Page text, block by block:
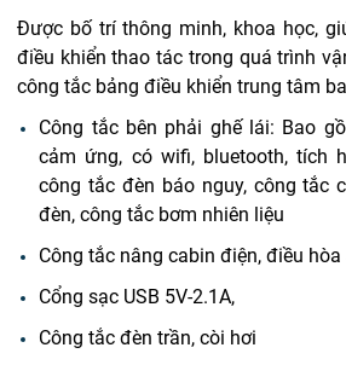
Được bố trí thông minh, khoa học,
điều khiển thao tác trong quá trình
công tắc bảng điều khiển trung tâm
Công tắc bên phải ghế lái: Bao
cảm ứng, có wifi, bluetooth, tích
công tắc đèn báo nguy, công tắc
đèn, công tắc bơm nhiên liệu
Công tắc nâng cabin điện, điều
Cổng sạc USB 5V-2.1A,
Công tắc đèn trần, còi hơi